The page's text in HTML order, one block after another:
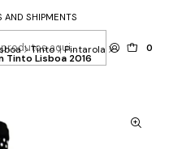
0
AND SHIPMENTS
Tinto Pintarola
Tinto Lisboa 2016